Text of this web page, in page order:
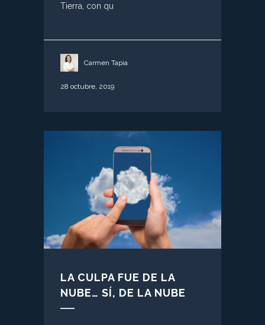
Tierra, con qu
Carmen Tapia
28 octubre, 2019
LA CULPA FUE DE LA
NUBE… SÍ, DE LA NUBE